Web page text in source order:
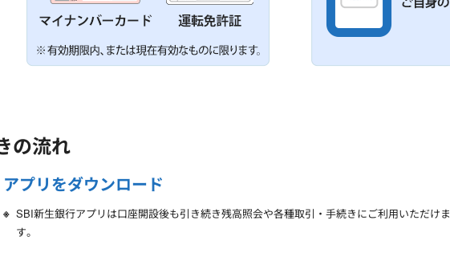
の流れ
アプリをダウンロード
SBI新生銀行アプリは口座開設後も引き続き残高照会や各種取引・手続きにご利用いただけま
す。